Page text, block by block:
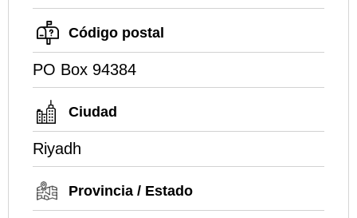
Código postal
PO Box 94384
Ciudad
Riyadh
Provincia / Estado